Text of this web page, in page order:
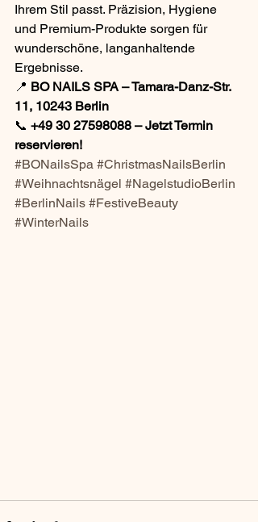
Ihrem Stil passt. Präzision, Hygiene
und Premium-Produkte sorgen für
wunderschöne, langanhaltende
Ergebnisse.
📍 BO NAILS SPA – Tamara-Danz-Str.
11, 10243 Berlin
📞 +49 30 27598088 – Jetzt Termin
reservieren!
#BONailsSpa #ChristmasNailsBerlin
#Weihnachtsnägel #NagelstudioBerlin
#BerlinNails #FestiveBeauty
#WinterNails